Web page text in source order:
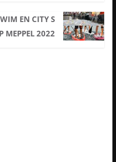
EN CITY S
MEPPEL 2022